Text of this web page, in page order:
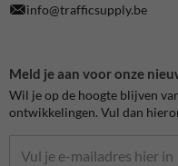
info@trafficsupply.be
Meld je aan voor onze
Wil je op de hoogte blijven
ontwikkelingen. Vul dan